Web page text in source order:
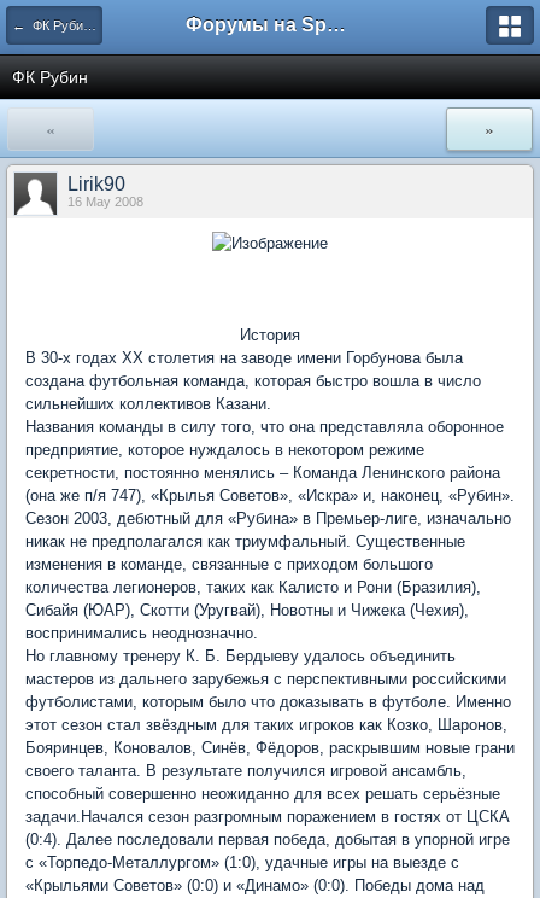
← ФК Рубин Казань Форумы на Sportbox.ru
ФК Рубин
« »
Lirik90
16 May 2008
История
В 30-х годах ХХ столетия на заводе имени Горбунова была
создана футбольная команда, которая быстро вошла в число
сильнейших коллективов Казани.
Названия команды в силу того, что она представляла оборонное
предприятие, которое нуждалось в некотором режиме
секретности, постоянно менялись – Команда Ленинского района
(она же п/я 747), «Крылья Советов», «Искра» и, наконец, «Рубин».
Сезон 2003, дебютный для «Рубина» в Премьер-лиге, изначально
никак не предполагался как триумфальный. Существенные
изменения в команде, связанные с приходом большого
количества легионеров, таких как Калисто и Рони (Бразилия),
Сибайя (ЮАР), Скотти (Уругвай), Новотны и Чижека (Чехия),
воспринимались неоднозначно.
Но главному тренеру К. Б. Бердыеву удалось объединить
мастеров из дальнего зарубежья с перспективными российскими
футболистами, которым было что доказывать в футболе. Именно
этот сезон стал звёздным для таких игроков как Козко, Шаронов,
Бояринцев, Коновалов, Синёв, Фёдоров, раскрывшим новые грани
своего таланта. В результате получился игровой ансамбль,
способный совершенно неожиданно для всех решать серьёзные
задачи.Начался сезон разгромным поражением в гостях от ЦСКА
(0:4). Далее последовали первая победа, добытая в упорной игре
с «Торпедо-Металлургом» (1:0), удачные игры на выезде с
«Крыльями Советов» (0:0) и «Динамо» (0:0). Победы дома над